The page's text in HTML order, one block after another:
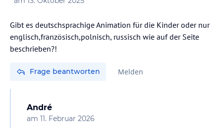
Gibt es deutschsprachige Animation für die Kinder oder nur
englisch,französisch,polnisch, russisch wie auf der Seite
beschrieben?!
Frage beantworten Melden
André
am 11. Februar 2026